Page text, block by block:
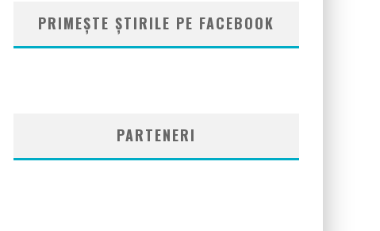
PRIMEȘTE ȘTIRILE PE FACEBOOK
PARTENERI